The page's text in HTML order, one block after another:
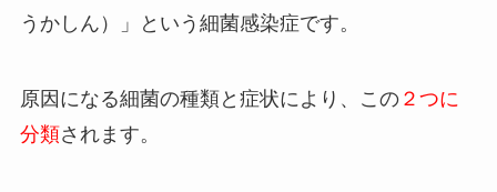
うかしん）」という細菌感染症です。
原因になる細菌の種類と症状により、この２つに
分類されます。